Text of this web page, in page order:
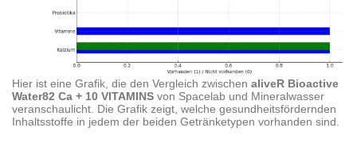
Hier ist eine Grafik, die den Vergleich zwischen aliveR Bioactive
Water82 Ca + 10 VITAMINS von Spacelab und Mineralwasser
veranschaulicht. Die Grafik zeigt, welche gesundheitsfördernden
Inhaltsstoffe in jedem der beiden Getränketypen vorhanden sind.